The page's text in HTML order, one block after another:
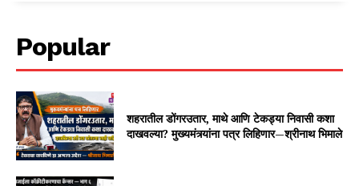
Popular
शहरातील डोंगरउतार, माथे आणि टेकड्या निवासी कशा
दाखवल्या? मुख्यमंत्र्यांना पत्र लिहिणार—श्रीनाथ भिमाले